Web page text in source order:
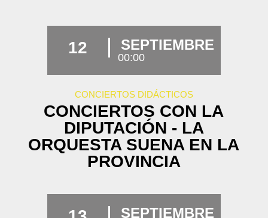
12 SEPTIEMBRE
00:00
CONCIERTOS DIDÁCTICOS
CONCIERTOS CON LA
DIPUTACIÓN - LA
ORQUESTA SUENA EN LA
PROVINCIA
SEPTIEMBRE